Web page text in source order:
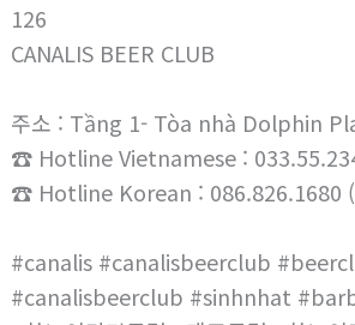
126
CANALIS BEER CLUB
주소 : Tầng 1- Tòa nhà Dolphin
☎ Hotline Vietnamese :
☎ Hotline Korean : 086.826.1680
#canalis #canalisbeerclub
#canalisbeerclub #sinhnhat